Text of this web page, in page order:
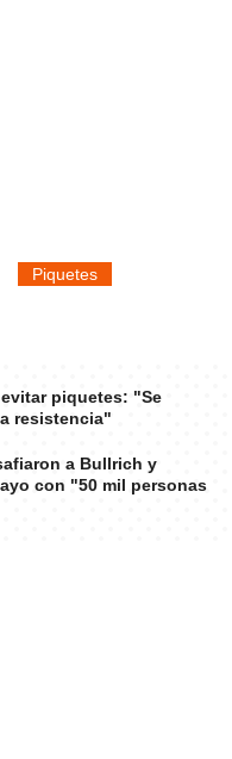
Piquetes
piquetes: "Se
resistencia"
a Bullrich y
con "50 mil personas